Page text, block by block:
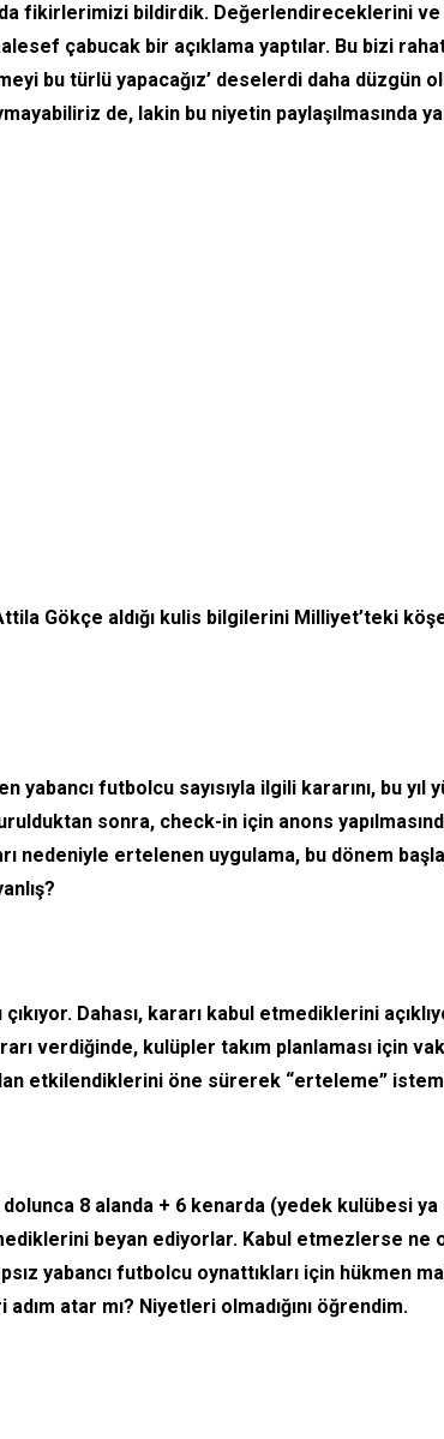
fikirlerimizi bildirdik. Değerlendireceklerini
çabucak bir açıklama yaptılar. Bu bizi
bu türlü yapacağız’ deselerdi daha düzgün
de, lakin bu niyetin paylaşılmasında
Gökçe aldığı kulis bilgilerini Milliyet’teki
futbolcu sayısıyla ilgili kararını, bu yıl
sonra, check-in için anons
nedeniyle ertelenen uygulama, bu dönem
Dahası, kararı kabul etmediklerini
verdiğinde, kulüpler takım planlaması için
etkilendiklerini öne sürerek “erteleme”
dolunca 8 alanda + 6 kenarda (yedek kulübesi
beyan ediyorlar. Kabul etmezlerse ne
yabancı futbolcu oynattıkları için hükmen
atar mı? Niyetleri olmadığını öğrendim.